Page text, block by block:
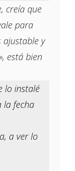
creía que
para
ajustable y
está bien
lo instalé
la fecha
a ver lo